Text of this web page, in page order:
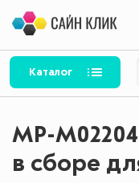
Каталог
MP-
в сборе